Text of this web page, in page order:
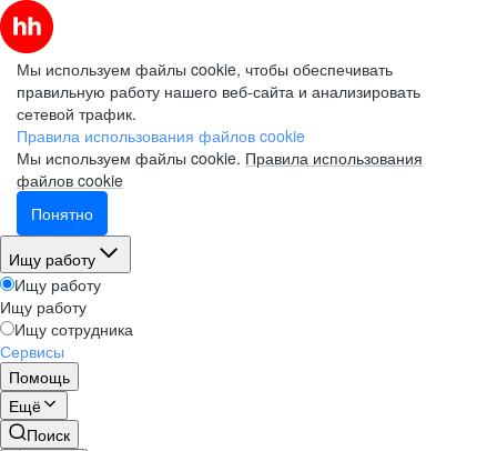
Мы используем файлы cookie, чтобы обеспечивать
правильную работу нашего веб-сайта и анализировать
сетевой трафик.
Правила использования файлов cookie
Мы используем файлы cookie. Правила использования
файлов cookie
Понятно
Ищу работу
Ищу работу
Ищу работу
Ищу сотрудника
Сервисы
Помощь
Ещё
Поиск